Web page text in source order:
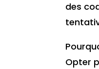
des
Opter